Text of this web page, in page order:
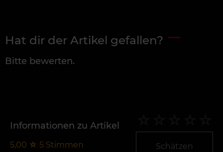
Hat dir der Artikel gefallen?
Bitte bewerten.
Informationen zu Artikel
5,00 ☆ 5 Stimmen Schätzen